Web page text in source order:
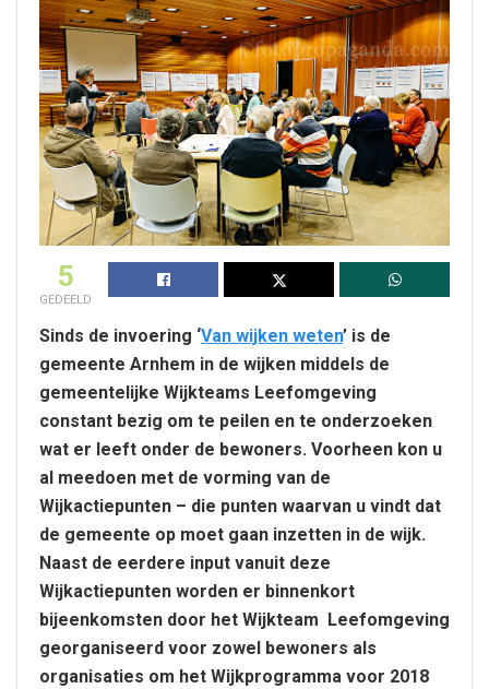
5
GEDEELD
Sinds de invoering ‘Van wijken weten’ is de
gemeente Arnhem in de wijken middels de
gemeentelijke Wijkteams Leefomgeving
constant bezig om te peilen en te onderzoeken
wat er leeft onder de bewoners. Voorheen kon u
al meedoen met de vorming van de
Wijkactiepunten – die punten waarvan u vindt dat
de gemeente op moet gaan inzetten in de wijk.
Naast de eerdere input vanuit deze
Wijkactiepunten worden er binnenkort
bijeenkomsten door het Wijkteam Leefomgeving
georganiseerd voor zowel bewoners als
organisaties om het Wijkprogramma voor 2018